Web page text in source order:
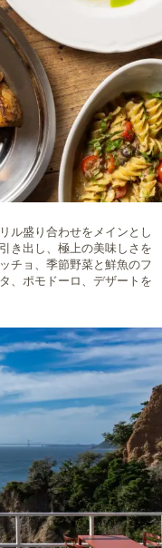
ル盛り合わせをメインとし
き出し、極上の美味しさを
チョ、季節野菜と鮮魚のフ
、ポモドーロ、デザートを